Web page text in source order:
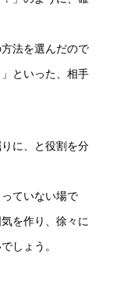
法を選んだので
といった、相手
に、と役割を分
ていない場で
を作り、徐々に
しょう。